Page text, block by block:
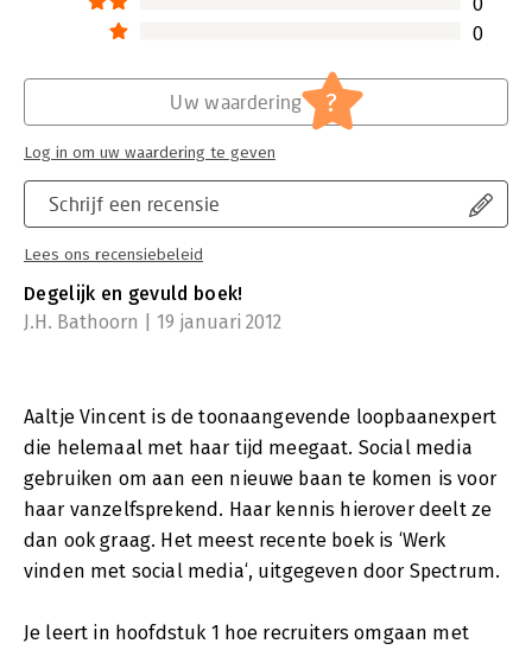
0
Schrijf een recensie
Lees ons recensiebeleid
Uw waardering ?
Log in om uw waardering te geven
Degelijk en gevuld boek!
J.H. Bathoorn | 19 januari 2012
Aaltje Vincent is de toonaangevende loopbaanexpert
die helemaal met haar tijd meegaat. Social media
gebruiken om aan een nieuwe baan te komen is voor
haar vanzelfsprekend. Haar kennis hierover deelt ze
dan ook graag. Het meest recente boek is ‘Werk
vinden met social media‘, uitgegeven door Spectrum.
Je leert in hoofdstuk 1 hoe recruiters omgaan met